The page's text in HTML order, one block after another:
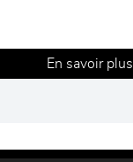
En savoir plus